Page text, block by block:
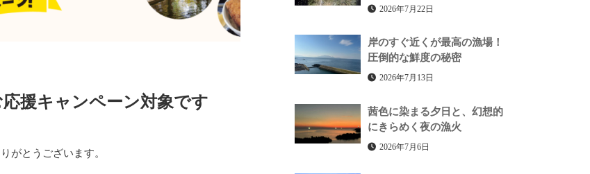
援キャンペーン対象です
がとうございます。
2026年7月22日
岸のすぐ近くが最高の漁場！
圧倒的な鮮度の秘密
2026年7月13日
茜色に染まる夕日と、幻想的
にきらめく夜の漁火
2026年7月6日